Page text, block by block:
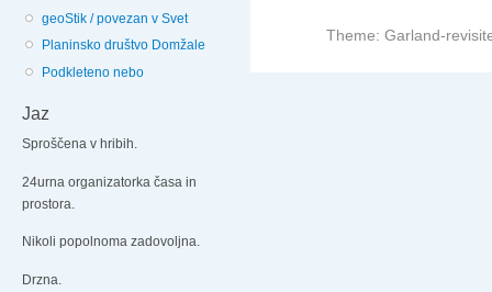
geoStik / povezan v Svet
Planinsko društvo Domžale
Podkleteno nebo
Jaz
Sproščena v hribih.
24urna organizatorka časa in
prostora.
Nikoli popolnoma zadovoljna.
Drzna.
Theme: Garland-